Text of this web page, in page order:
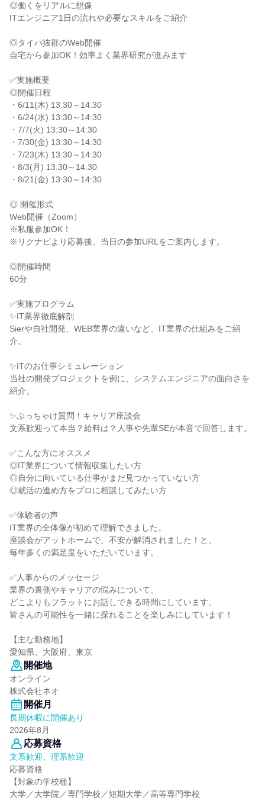
◎働くをリアルに想像
ITエンジニア1日の流れや必要なスキルをご紹介
◎タイパ抜群のWeb開催
自宅から参加OK！効率よく業界研究が進みます
✅実施概要
◎開催日程
・6/11(木) 13:30～14:30
・6/24(水) 13:30～14:30
・7/7(火) 13:30～14:30
・7/30(金) 13:30～14:30
・7/23(木) 13:30～14:30
・8/3(月) 13:30～14:30
・8/21(金) 13:30～14:30
◎ 開催形式
Web開催（Zoom）
※私服参加OK！
※リクナビより応募後、当日の参加URLをご案内します。
◎開催時間
60分
✅実施プログラム
✨IT業界徹底解剖
Sierや自社開発、WEB業界の違いなど、IT業界の仕組みをご紹
介。
✨ITのお仕事シミュレーション
当社の開発プロジェクトを例に、システムエンジニアの面白さを
紹介。
✨ぶっちゃけ質問！キャリア座談会
文系歓迎って本当？給料は？人事や先輩SEが本音で回答します。
✅こんな方にオススメ
◎IT業界について情報収集したい方
◎自分に向いている仕事がまだ見つかっていない方
◎就活の進め方をプロに相談してみたい方
✅体験者の声
IT業界の全体像が初めて理解できました。
座談会がアットホームで、不安が解消されました！と、
毎年多くの満足度をいただいています。
✅人事からのメッセージ
業界の裏側やキャリアの悩みについて、
どこよりもフラットにお話しできる時間にしています。
皆さんの可能性を一緒に探れることを楽しみにしています！
【主な勤務地】
愛知県、大阪府、東京
開催地
オンライン
株式会社ネオ
開催月
長期休暇に開催あり
2026年8月
応募資格
文系歓迎、理系歓迎
応募資格
【対象の学校種】
大学／大学院／専門学校／短期大学／高等専門学校